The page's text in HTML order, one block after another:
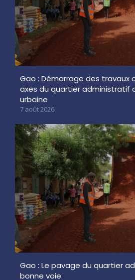
Gao : Démarrage des travaux
axes du quartier administratif
urbaine
7 août 2026
Gao : Le pavage du quartier
bonne voie